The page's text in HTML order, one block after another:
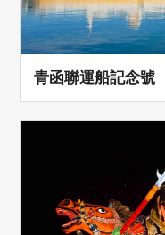
青函聯運船記念號